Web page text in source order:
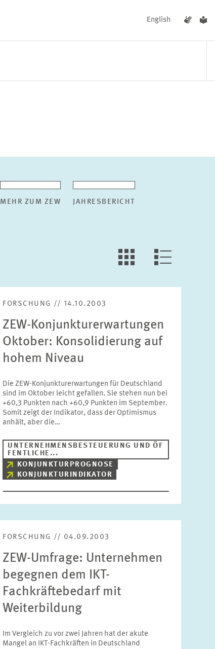
English
MEHR ZUM ZEW JAHRESBERICHT
LLL:LIST.OPEN.FILTER
LLL:LIST.VIEW
FORSCHUNG // 14.10.2003
ZEW-Konjunkturerwartungen
Oktober: Konsolidierung auf
hohem Niveau
Die ZEW-Konjunkturerwartungen für Deutschland
sind im Oktober leicht gefallen. Sie stehen nun bei
+60,3 Punkten nach +60,9 Punkten im September.
Somit zeigt der Indikator, dass der Optimismus
anhält, aber die…
UNTERNEHMENSBESTEUERUNG UND ÖF
FENTLICHE...
KONJUNKTURPROGNOSE
KONJUNKTURINDIKATOR
FORSCHUNG // 04.09.2003
ZEW-Umfrage: Unternehmen
begegnen dem IKT-
Fachkräftebedarf mit
Weiterbildung
Im Vergleich zu vor zwei Jahren hat der akute
Mangel an IKT-Fachkräften in Deutschland